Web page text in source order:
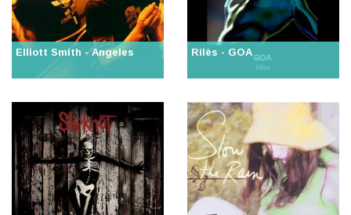
Elliott Smith - Angeles Rilès - GOA